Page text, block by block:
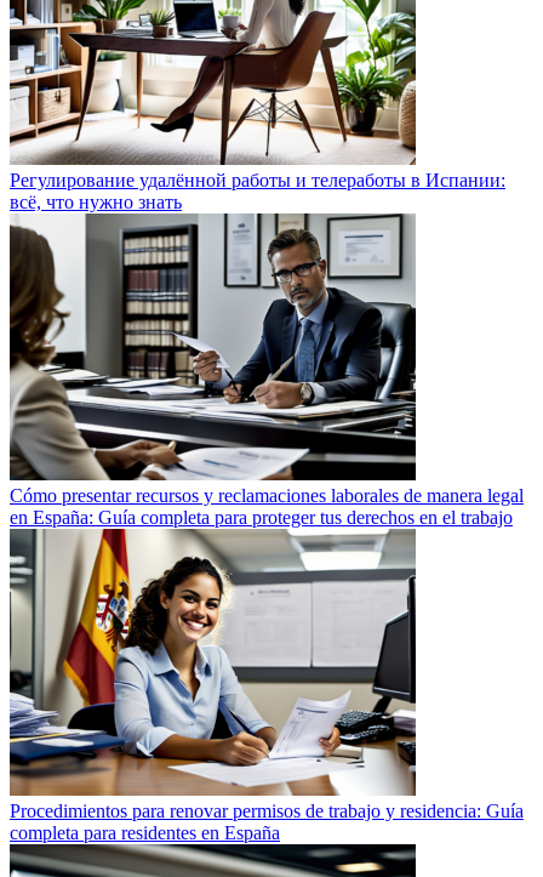
Регулирование удалённой работы и телеработы в Испании:
всё, что нужно знать
Cómo presentar recursos y reclamaciones laborales de manera legal
en España: Guía completa para proteger tus derechos en el trabajo
Procedimientos para renovar permisos de trabajo y residencia: Guía
completa para residentes en España